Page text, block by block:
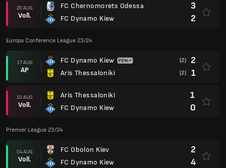
20 AUG
Voll.
FC Chernomorets Odessa
FC Dynamo Kiew
3
2
Europa Conference League 23/24
17 AUG
AP
FC Dynamo Kiew
Aris Thessaloniki
(2) 2
(2) 1
10 AUG
Voll.
Aris Thessaloniki
FC Dynamo Kiew
1
0
Premier League 23/24
04 AUG
Voll.
FC Obolon Kiev
FC Dynamo Kiew
2
4